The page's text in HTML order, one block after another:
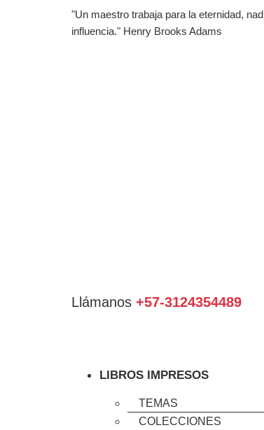
"Un maestro trabaja para la eternidad,
influencia." Henry Brooks Adams
Llámanos +57-3124354489
LIBROS IMPRESOS
TEMAS
COLECCIONES